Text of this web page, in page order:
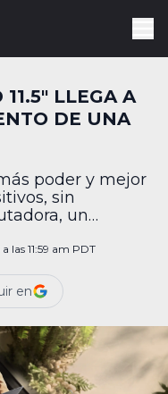
LLEGA A
DE UNA
poder y mejor
sin
un
ya que la
cuyo slogan
en una […]
las 11:59 am PDT
en